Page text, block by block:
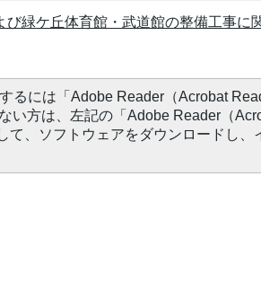
緑ケ丘体育館・武道館の整備工事に
るには「Adobe Reader（Acrobat
い方は、左記の「Adobe Reader（
て、ソフトウェアをダウンロードし、